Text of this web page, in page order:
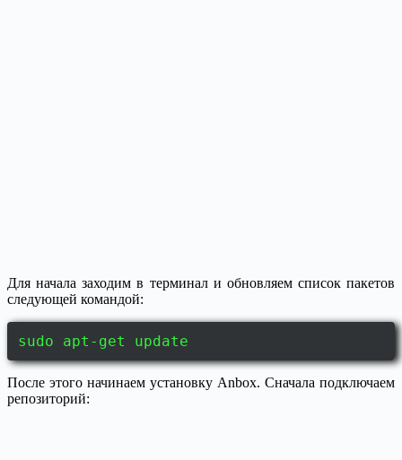
Для начала заходим в терминал и обновляем список пакетов
следующей командой:
sudo apt-get update
После этого начинаем установку Anbox. Сначала подключаем
репозиторий: